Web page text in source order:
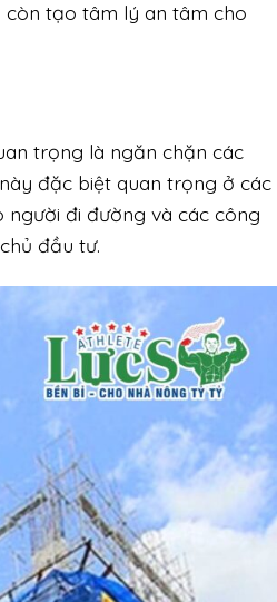
tạo tâm lý an tâm cho
trọng là ngăn chặn các
đặc biệt quan trọng ở các
đi đường và các công
đầu tư.